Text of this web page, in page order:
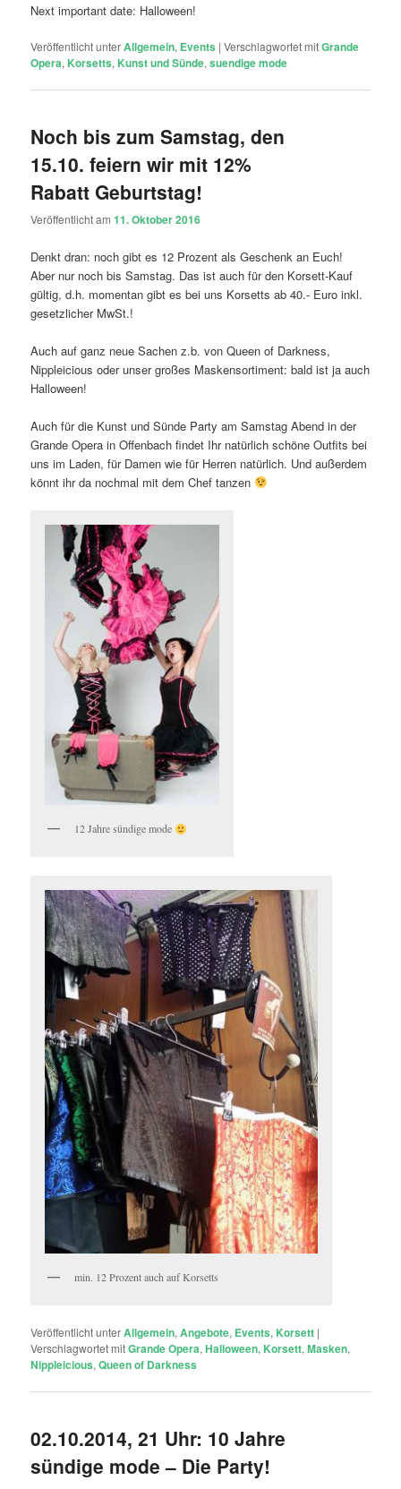
Next important date: Halloween!
Veröffentlicht unterAllgemein, Events |Verschlagwortet mitGrande
Opera, Korsetts, Kunst und Sünde,suendige mode
Noch bis zum Samstag, den
15.10. feiern wir mit 12%
Rabatt Geburtstag!
Veröffentlicht am11. Oktober 2016
Denkt dran: noch gibt es 12 Prozent als Geschenk an Euch!
Aber nur noch bis Samstag. Das ist auch für den Korsett-Kauf
gültig, d.h. momentan gibt es bei uns Korsetts ab 40.- Euro inkl.
gesetzlicher MwSt.!
Auch auf ganz neue Sachen z.b. von Queen of Darkness,
Nippleicious oder unser großes Maskensortiment: bald ist ja auch
Halloween!
Auch für die Kunst und Sünde Party am Samstag Abend in der
Grande Opera in Offenbach findet Ihr natürlich schöne Outfits bei
uns im Laden, für Damen wie für Herren natürlich. Und außerdem
könnt ihr da nochmal mit dem Chef tanzen
12 Jahre sündige mode
min. 12 Prozent auch auf Korsetts
Veröffentlicht unterAllgemein,Angebote, Events, Korsett |
Verschlagwortet mitGrande Opera,Halloween, Korsett,Masken,
Nippleicious,Queen of Darkness
02.10.2014, 21 Uhr: 10 Jahre
sündige mode – Die Party!